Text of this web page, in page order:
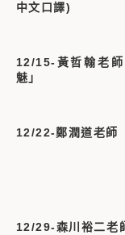
中文口譯)
12/15-黃哲翰老
魅」
12/22-鄭潤道老師
12/29-森川裕二老